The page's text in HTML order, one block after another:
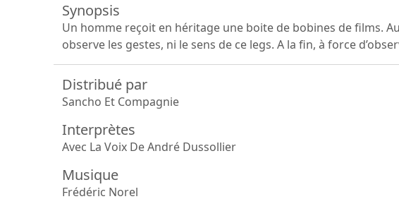
Synopsis
Un homme reçoit en héritage une boite de bobines de films.
observe les gestes, ni le sens de ce legs. A la fin, à force
Distribué par
Sancho Et Compagnie
Interprètes
Avec La Voix De André Dussollier
Musique
Frédéric Norel